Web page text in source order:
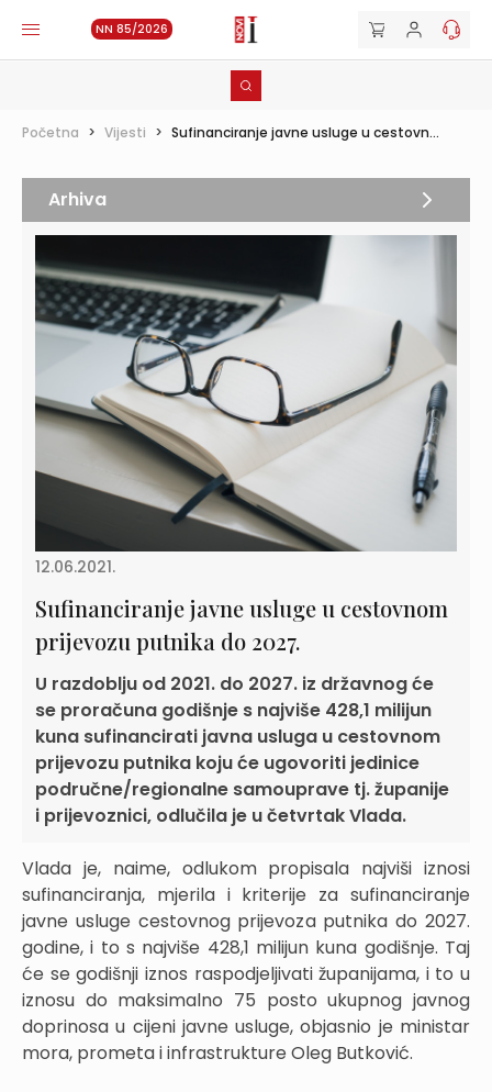
NN 85/2026
Početna > Vijesti > Sufinanciranje javne usluge u cestovn...
12.06.2021.
Sufinanciranje javne usluge u cestovnom
prijevozu putnika do 2027.
U razdoblju od 2021. do 2027. iz državnog će
se proračuna godišnje s najviše 428,1 milijun
kuna sufinancirati javna usluga u cestovnom
prijevozu putnika koju će ugovoriti jedinice
područne/regionalne samouprave tj. županije
i prijevoznici, odlučila je u četvrtak Vlada.
Vlada je, naime, odlukom propisala najviši iznosi
sufinanciranja, mjerila i kriterije za sufinanciranje
javne usluge cestovnog prijevoza putnika do 2027.
godine, i to s najviše 428,1 milijun kuna godišnje. Taj
će se godišnji iznos raspodjeljivati županijama, i to u
iznosu do maksimalno 75 posto ukupnog javnog
doprinosa u cijeni javne usluge, objasnio je ministar
mora, prometa i infrastrukture Oleg Butković.
Arhiva